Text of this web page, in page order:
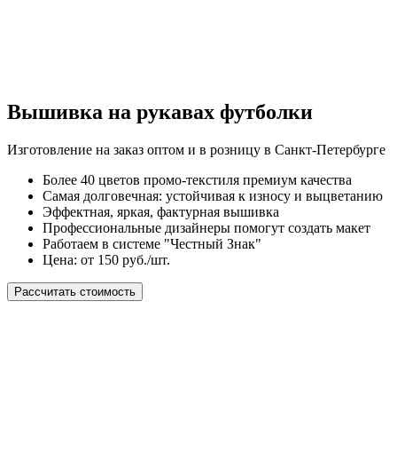
Вышивка на рукавах футболки
Изготовление на заказ оптом и в розницу в Санкт-Петербурге
Более 40 цветов промо-текстиля премиум качества
Самая долговечная: устойчивая к износу и выцветанию
Эффектная, яркая, фактурная вышивка
Профессиональные дизайнеры помогут создать макет
Работаем в системе "Честный Знак"
Цена: от 150 руб./шт.
Рассчитать стоимость